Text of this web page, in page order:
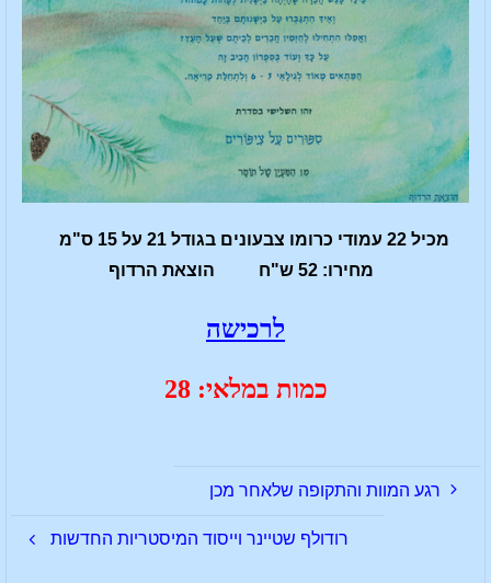
מכיל 22 עמודי כרומו צבעונים בגודל 21 על 15 ס"מ
מחירו: 52 ש"ח הוצאת הרדוף
לרכישה
כמות במלאי: 28
רגע המוות והתקופה שלאחר מכן
רודולף שטיינר וייסוד המיסטריות החדשות